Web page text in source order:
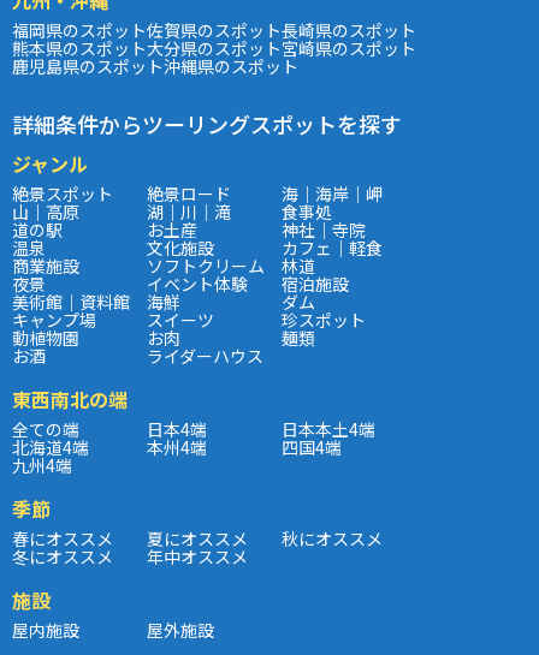
福岡県のスポット佐賀県のスポット長崎県のスポット
熊本県のスポット大分県のスポット宮崎県のスポット
鹿児島県のスポット沖縄県のスポット
詳細条件からツーリングスポットを探す
ジャンル
絶景スポット 絶景ロード 海｜海岸｜岬
山｜高原 湖｜川｜滝 食事処
道の駅 お土産 神社｜寺院
温泉 文化施設 カフェ｜軽食
商業施設 ソフトクリーム 林道
夜景 イベント体験 宿泊施設
美術館｜資料館 海鮮 ダム
キャンプ場 スイーツ 珍スポット
動植物園 お肉 麺類
お酒 ライダーハウス
東西南北の端
全ての端 日本4端 日本本土4端
北海道4端 本州4端 四国4端
九州4端
季節
春にオススメ 夏にオススメ 秋にオススメ
冬にオススメ 年中オススメ
施設
屋内施設 屋外施設